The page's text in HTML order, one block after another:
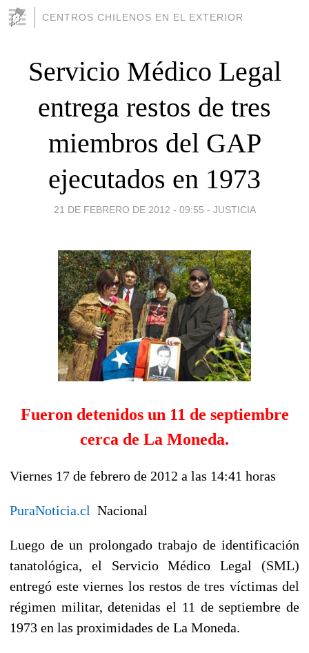
CENTROS CHILENOS EN EL EXTERIOR
Servicio Médico Legal
entrega restos de tres
miembros del GAP
ejecutados en 1973
21 DE FEBRERO DE 2012 - 09:55 - JUSTICIA
Fueron detenidos un 11 de septiembre
cerca de La Moneda.
Viernes 17 de febrero de 2012 a las 14:41 horas
PuraNoticia.cl Nacional
Luego de un prolongado trabajo de identificación
tanatológica, el Servicio Médico Legal (SML)
entregó este viernes los restos de tres víctimas del
régimen militar, detenidas el 11 de septiembre de
1973 en las proximidades de La Moneda.